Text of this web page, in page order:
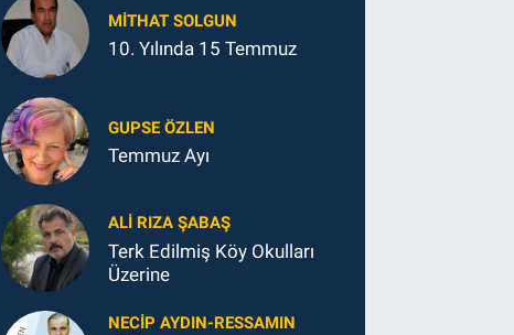
MITHAT SOLGUN
10. Yılında 15 Temmuz
GUPSE ÖZLEN
Temmuz Ayı
ALI RIZA ŞABAŞ
Terk Edilmiş Köy Okulları
Üzerine
NECIP AYDIN-RESSAMIN